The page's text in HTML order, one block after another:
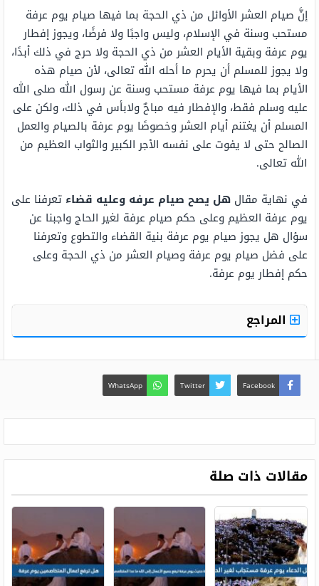
إنَّ صيام العشر الأوائل من ذي الحجة بما فيها صيام يوم عرفة
مستحب وسنة في الإسلام، وليس واجبًا ولا فرضًا، ويجوز إفطار
يوم عرفة وبقية الأيام العشر من ذي الحجة ولا حرج في ذلك أبدًا،
ولا يجوز للمسلم أن يحرم ما أحله الله تعالى، لأن صيام هذه
الأيام بما فيها يوم عرفة مستحب وسنة عن رسول الله صلى الله
عليه وسلم فقط، والإفطار فيه مباحٌ ولابأس في ذلك، ولكن على
المسلم أن يغتنم أيام العشر وخصوصًا يوم عرفة بالصيام والعمل
الصالح حتى لا يفوت على نفسه الأجر الكبير والثواب العظيم من
الله تعالى.
في نهاية مقال هل يصح صيام عرفه وعليه قضاء تعرفنا على
يوم عرفة العظيم وعلى حكم صيام عرفة لغير الحاج واجبنا عن
سؤال هل يجوز صيام يوم عرفة بنية القضاء والتطوع وتعرفنا
على فضل صيام يوم عرفة وصيام العشر من ذي الحجة وعلى
حكم إفطار يوم عرفة.
المراجع
Facebook
Twitter
WhatsApp
مقالات ذات صلة